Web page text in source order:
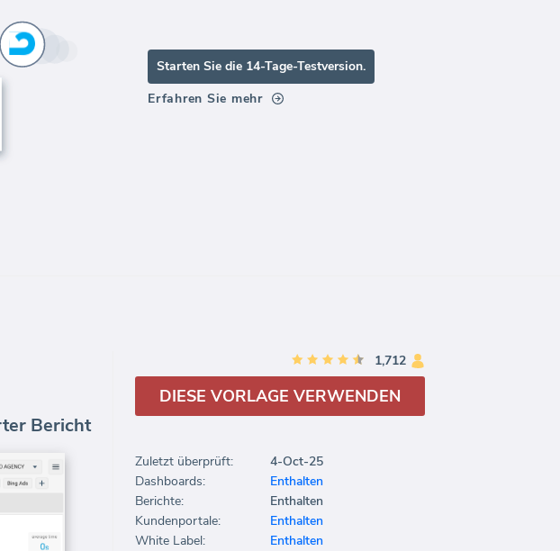
Starten Sie die 14-Tage-Testversion.
Erfahren Sie mehr
Bericht
1,712
DIESE VORLAGE VERWENDEN
Zuletzt überprüft:
4-Oct-25
Dashboards:
Enthalten
Berichte:
Enthalten
Kundenportale:
Enthalten
White Label:
Enthalten